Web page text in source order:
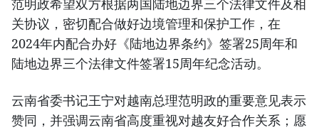
关协议，密切配合做好边境管理和保护工作，在
2024年内配合办好《陆地边界条约》签署25周年和
陆地边界三个法律文件签署15周年纪念活动。
云南省委书记王宁对越南总理范明政的重要意见表示
赞同，并强调云南省高度重视对越友好合作关系；愿